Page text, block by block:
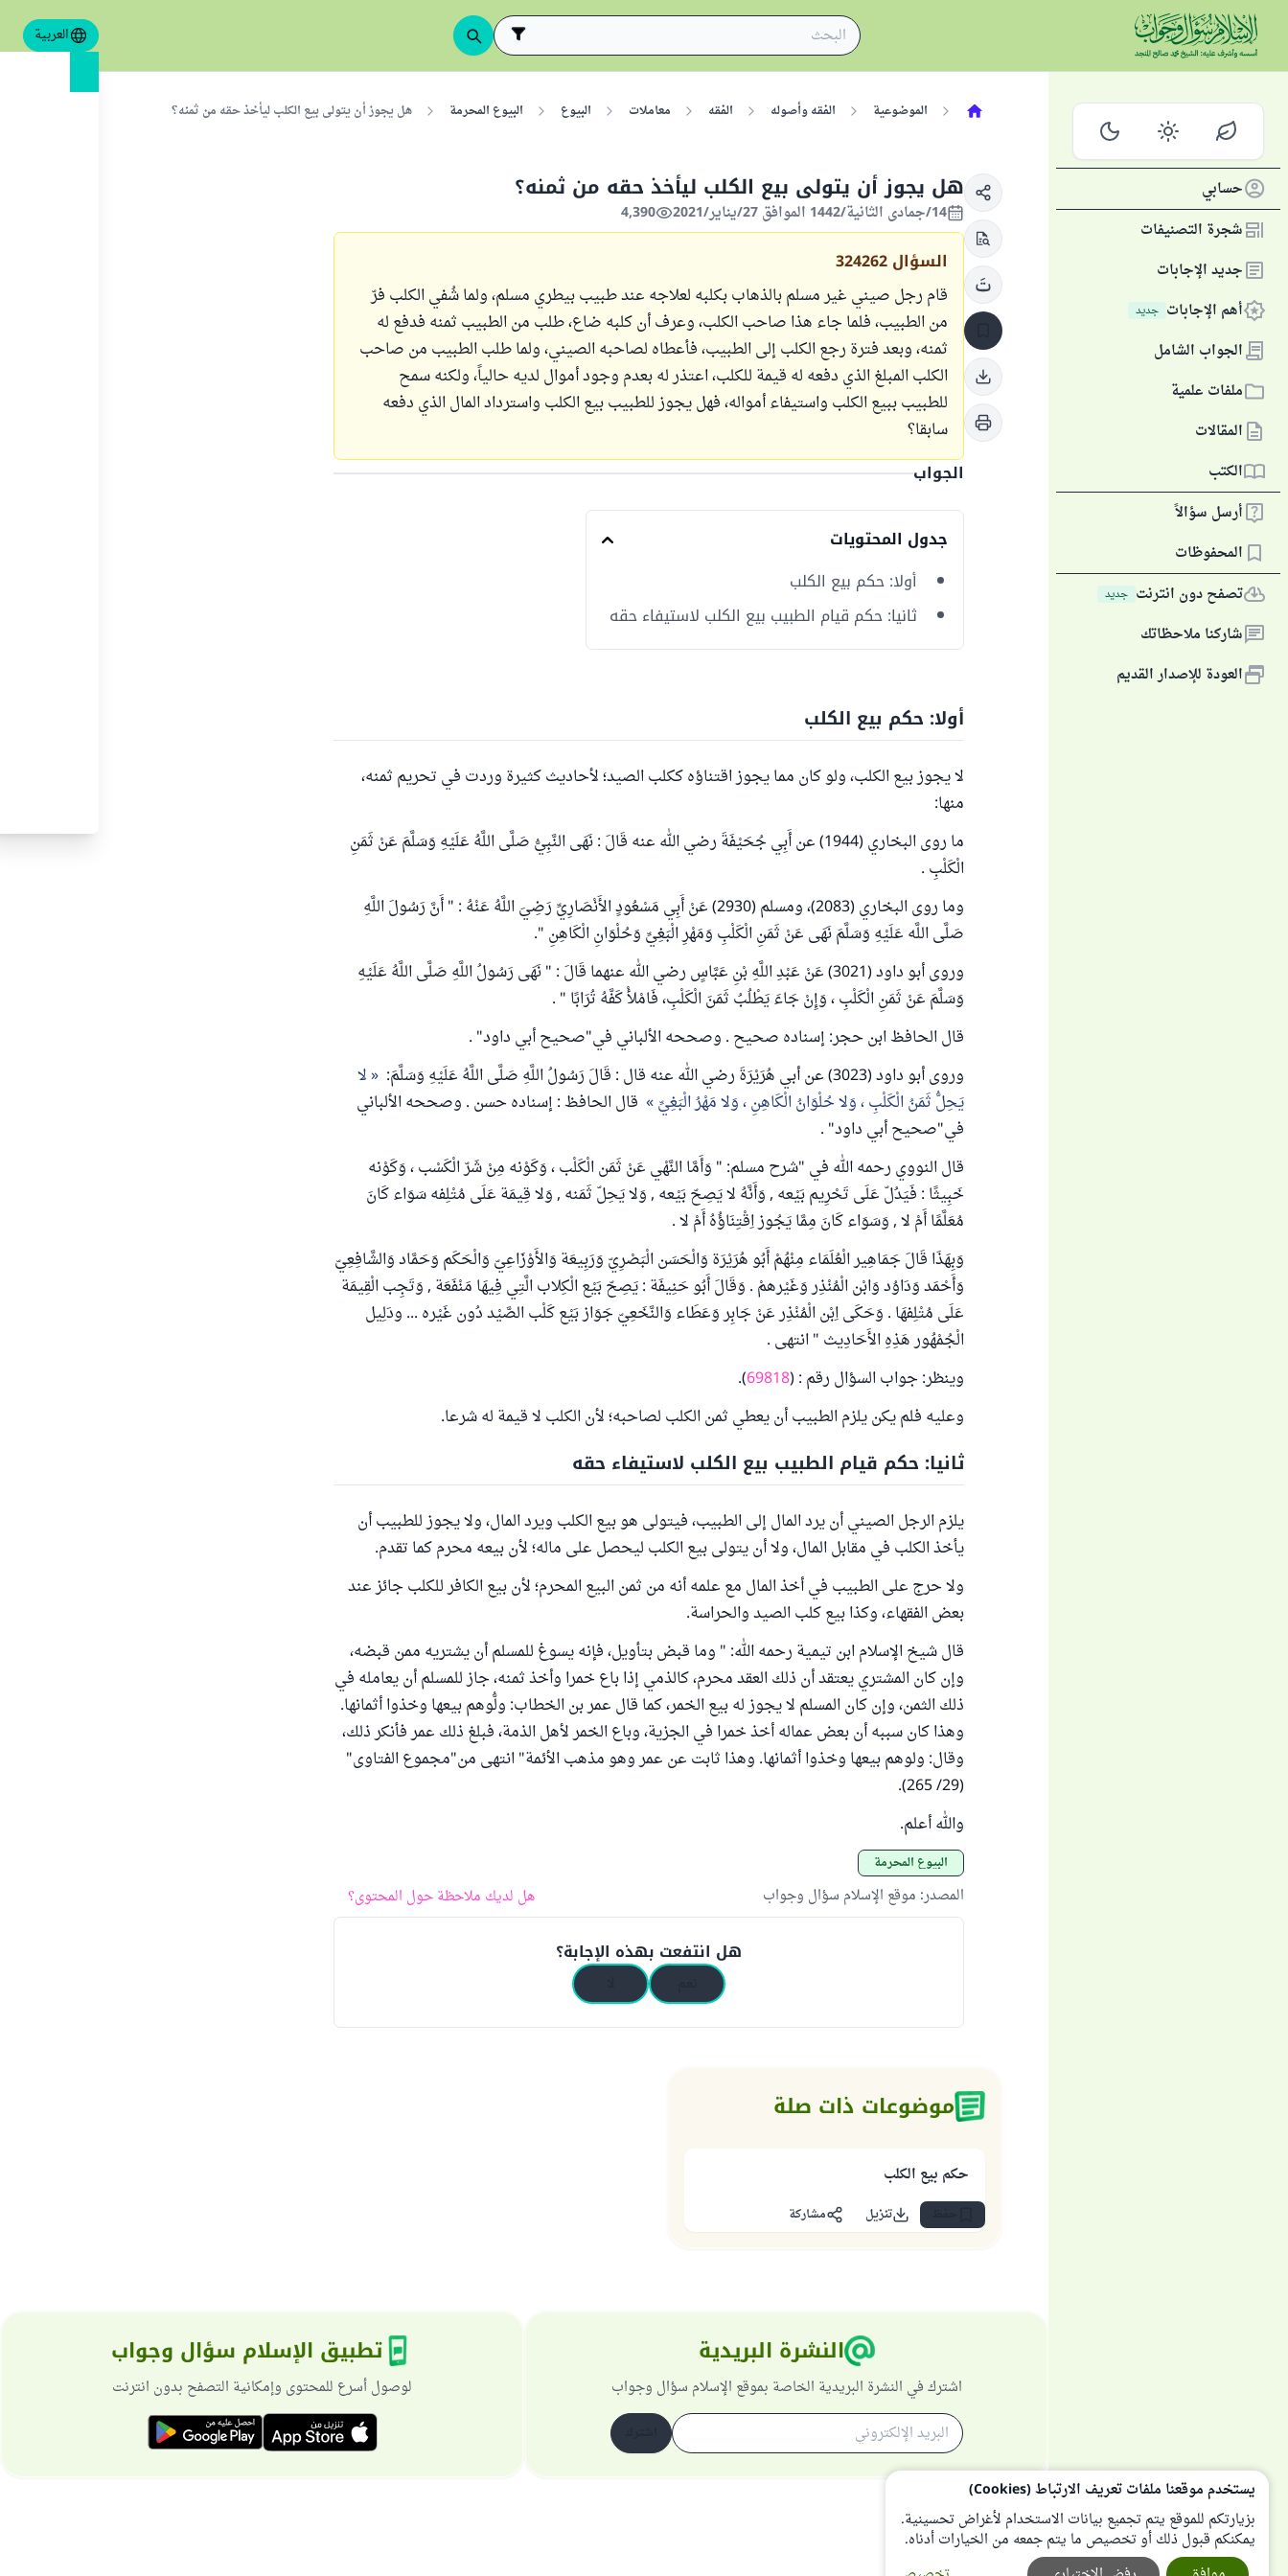
العربية
حسابي
شجرة التصنيفات
جديد الإجابات
أهم الإجابات جديد
الجواب الشامل
ملفات علمية
المقالات
الكتب
أرسل سؤالاً
المحفوظات
تصفح دون انترنت جديد
شاركنا ملاحظاتك
العودة للإصدار القديم
الموضوعية الفقه وأصوله الفقه معاملات البيوع البيوع المحرمة هل يجوز أن يتولى بيع الكلب ليأخذ حقه من ثمنه؟
هل يجوز أن يتولى بيع الكلب ليأخذ حقه من ثمنه؟
14/جمادى الثانية/1442 الموافق 27/يناير/2021 4,390
السؤال 324262
قام رجل صيني غير مسلم بالذهاب بكلبه لعلاجه عند طبيب بيطري مسلم، ولما شُفي الكلب فرّ
من الطبيب، فلما جاء هذا صاحب الكلب، وعرف أن كلبه ضاع، طلب من الطبيب ثمنه فدفع له
ثمنه، وبعد فترة رجع الكلب إلى الطبيب، فأعطاه لصاحبه الصيني، ولما طلب الطبيب من صاحب
الكلب المبلغ الذي دفعه له قيمة للكلب، اعتذر له بعدم وجود أموال لديه حالياً، ولكنه سمح
للطبيب ببيع الكلب واستيفاء أمواله، فهل يجوز للطبيب بيع الكلب واسترداد المال الذي دفعه
سابقا؟
الجواب
جدول المحتويات
أولا: حكم بيع الكلب
ثانيا: حكم قيام الطبيب بيع الكلب لاستيفاء حقه
أولا: حكم بيع الكلب
لا يجوز بيع الكلب، ولو كان مما يجوز اقتناؤه ككلب الصيد؛ لأحاديث كثيرة وردت في تحريم ثمنه،
منها:
ما روى البخاري (1944) عن أَبِي جُحَيْفَةَ رضي الله عنه قَالَ : نَهَى النَّبِيُّ صَلَّى اللَّهُ عَلَيْهِ وَسَلَّمَ عَنْ ثَمَنِ
الْكَلْبِ .
وما روى البخاري (2083)، ومسلم (2930) عَنْ أَبِي مَسْعُودٍ الأَنْصَارِيِّ رَضِيَ اللَّهُ عَنْهُ : " أَنَّ رَسُولَ اللَّهِ
صَلَّى اللَّه عَلَيْهِ وَسَلَّمَ نَهَى عَنْ ثَمَنِ الْكَلْبِ وَمَهْرِ الْبَغِيِّ وَحُلْوَانِ الْكَاهِنِ ".
وروى أبو داود (3021) عَنْ عَبْدِ اللَّهِ بْنِ عَبَّاسٍ رضي الله عنهما قَالَ : " نَهَى رَسُولُ اللَّهِ صَلَّى اللَّهُ عَلَيْهِ
وَسَلَّمَ عَنْ ثَمَنِ الْكَلْبِ ، وَإِنْ جَاءَ يَطْلُبُ ثَمَنَ الْكَلْبِ، فَامْلأْ كَفَّهُ تُرَابًا " .
قال الحافظ ابن حجر: إسناده صحيح . وصححه الألباني في"صحيح أبي داود" .
وروى أبو داود (3023) عن أبي هُرَيْرَةَ رضي الله عنه قال : قَالَ رَسُولُ اللَّهِ صَلَّى اللَّهُ عَلَيْهِ وَسَلَّمَ:
لا
يَحِلُّ ثَمَنُ الْكَلْبِ ، وَلا حُلْوَانُ الْكَاهِنِ ، وَلا مَهْرُ الْبَغِيِّ
قال الحافظ : إسناده حسن . وصححه الألباني
في"صحيح أبي داود" .
قال النووي رحمه الله في "شرح مسلم: " وَأَمَّا النَّهْي عَنْ ثَمَن الْكَلْب ، وَكَوْنه مِنْ شَرّ الْكَسْب ، وَكَوْنه
خَبِيثًا : فَيَدُلّ عَلَى تَحْرِيم بَيْعه , وَأَنَّهُ لا يَصِحّ بَيْعه , وَلا يَحِلّ ثَمَنه , وَلا قِيمَة عَلَى مُتْلِفه سَوَاء كَانَ
مُعَلَّمًا أَمْ لا , وَسَوَاء كَانَ مِمَّا يَجُوز اِقْتِنَاؤُهُ أَمْ لا .
وَبِهَذَا قَالَ جَمَاهِير الْعُلَمَاء مِنْهُمْ أَبُو هُرَيْرَة وَالْحَسَن الْبَصْرِيّ وَرَبِيعَة وَالأَوْزَاعِيّ وَالْحَكَم وَحَمَّاد وَالشَّافِعِيّ
وَأَحْمَد وَدَاوُد وَابْن الْمُنْذِر وَغَيْرهمْ . وَقَالَ أَبُو حَنِيفَة : يَصِحّ بَيْع الْكِلاب الَّتِي فِيهَا مَنْفَعَة , وَتَجِب الْقِيمَة
عَلَى مُتْلِفهَا . وَحَكَى اِبْن الْمُنْذِر عَنْ جَابِر وَعَطَاء وَالنَّخَعِيّ جَوَاز بَيْع كَلْب الصَّيْد دُون غَيْره ... ودَلِيل
الْجُمْهُور هَذِهِ الأَحَادِيث " انتهى .
وينظر: جواب السؤال رقم : (69818
).
وعليه فلم يكن يلزم الطبيب أن يعطي ثمن الكلب لصاحبه؛ لأن الكلب لا قيمة له شرعا.
ثانيا: حكم قيام الطبيب بيع الكلب لاستيفاء حقه
يلزم الرجل الصيني أن يرد المال إلى الطبيب، فيتولى هو بيع الكلب ويرد المال، ولا يجوز للطبيب أن
يأخذ الكلب في مقابل المال، ولا أن يتولى بيع الكلب ليحصل على ماله؛ لأن بيعه محرم كما تقدم.
ولا حرج على الطبيب في أخذ المال مع علمه أنه من ثمن البيع المحرم؛ لأن بيع الكافر للكلب جائز عند
بعض الفقهاء، وكذا بيع كلب الصيد والحراسة.
قال شيخ الإسلام ابن تيمية رحمه الله: " وما قبض بتأويل، فإنه يسوغ للمسلم أن يشتريه ممن قبضه،
وإن كان المشتري يعتقد أن ذلك العقد محرم، كالذمي إذا باع خمرا وأخذ ثمنه، جاز للمسلم أن يعامله في
ذلك الثمن، وإن كان المسلم لا يجوز له بيع الخمر، كما قال عمر بن الخطاب: ولُّوهم بيعها وخذوا أثمانها.
وهذا كان سببه أن بعض عماله أخذ خمرا في الجزية، وباع الخمر لأهل الذمة، فبلغ ذلك عمر فأنكر ذلك،
وقال: ولوهم بيعها وخذوا أثمانها. وهذا ثابت عن عمر وهو مذهب الأئمة" انتهى من"مجموع الفتاوى"
(29/ 265).
والله أعلم.
البيوع المحرمة
المصدر: موقع الإسلام سؤال وجواب هل لديك ملاحظة حول المحتوى؟
هل انتفعت بهذه الإجابة؟
موضوعات ذات صلة
حكم بيع الكلب
تنزيل مشاركة
النشرة البريدية
اشترك في النشرة البريدية الخاصة بموقع الإسلام سؤال وجواب
تطبيق الإسلام سؤال وجواب
لوصول أسرع للمحتوى وإمكانية التصفح بدون انترنت
يستخدم موقعنا ملفات تعريف الارتباط (Cookies)
بزيارتكم للموقع يتم تجميع بيانات الاستخدام لأغراض تحسينية.
يمكنكم قبول ذلك أو تخصيص ما يتم جمعه من الخيارات أدناه.